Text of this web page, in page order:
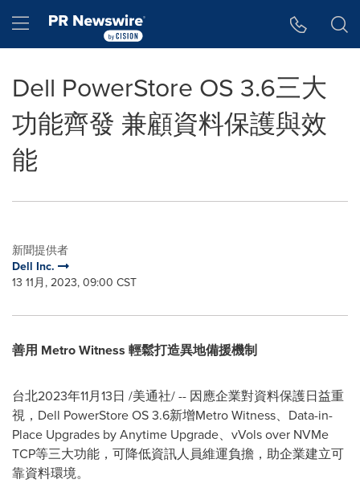
Hamburger menu
Dell PowerStore OS 3.6三大
功能齊發 兼顧資料保護與效
能
新聞提供者
Dell Inc.
13 11月, 2023, 09:00 CST
善用 Metro Witness 輕鬆打造異地備援機制
台北2023年11月13日 /美通社/ -- 因應企業對資料保護日益重
視，Dell PowerStore OS 3.6新增Metro Witness、Data-in-
Place Upgrades by Anytime Upgrade、vVols over NVMe
TCP等三大功能，可降低資訊人員維運負擔，助企業建立可
靠資料環境。